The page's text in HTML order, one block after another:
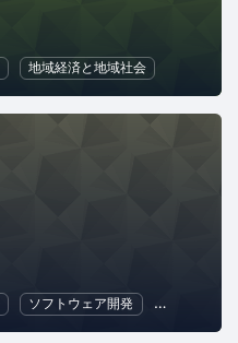
地域経済と地域社会
ソフトウェア開発 プログラミ